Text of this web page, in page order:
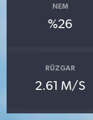
NEM
%26
RÜZGAR
2.61 M/S